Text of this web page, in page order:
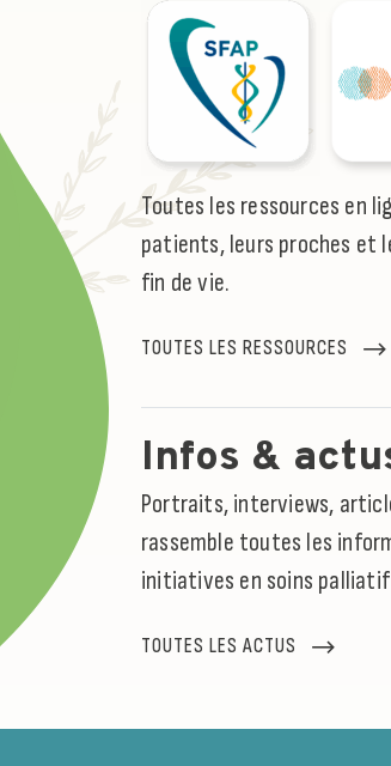
Toutes les ressources en
patients, leurs proches et
fin de vie.
TOUTES LES RESSOURCES
Infos &
Portraits, interviews,
rassemble toutes les
initiatives en soins
TOUTES LES ACTUS